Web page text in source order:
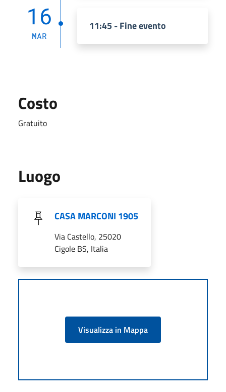
16
MAR
11:45 - Fine evento
Costo
Gratuito
Luogo
CASA MARCONI 1905
Via Castello, 25020
Cigole BS, Italia
Visualizza in Mappa